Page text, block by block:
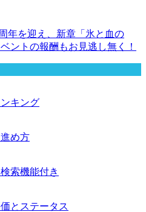
年を迎え、新章「氷と血の
ントの報酬もお見逃し無く！
キング
め方
索機能付き
とステータス